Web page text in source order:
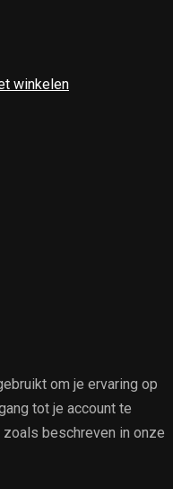
winkelen
om je ervaring op
tot je account te
beschreven in onze